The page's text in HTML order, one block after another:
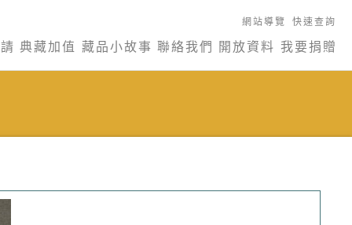
網站導覽 快速查詢
典藏加值 藏品小故事 聯絡我們 開放資料 我要捐贈